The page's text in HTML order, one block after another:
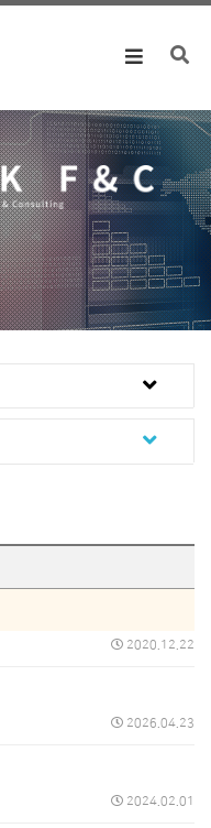
Toggle
2020.12.22
2026.04.23
2024.02.01